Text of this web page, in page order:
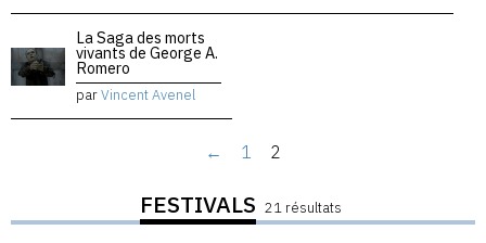
La Saga des morts
vivants de George A.
Romero
parVincent Avenel
← 1 2
FESTIVALS 21 résultats